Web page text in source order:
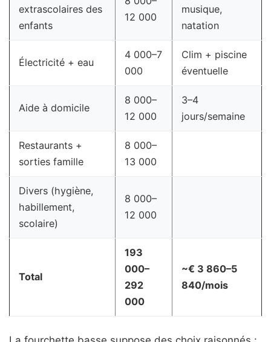
extrascolaires des
enfants
12 000
musique,
natation
Électricité + eau
4 000–7
000
Clim + piscine
éventuelle
Aide à domicile
8 000–
12 000
3–4
jours/semaine
Restaurants +
sorties famille
8 000–
13 000
Divers (hygiène,
habillement,
scolaire)
8 000–
12 000
Total
193
000–
292
000
~€ 3 860–5
840/mois